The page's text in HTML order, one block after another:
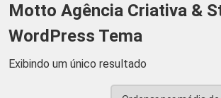
Motto Agência Criativa &
WordPress Tema
Exibindo um único resultado